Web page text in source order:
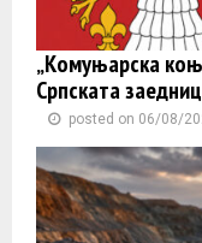
„Комуњарска
Српската
posted on 06/08/